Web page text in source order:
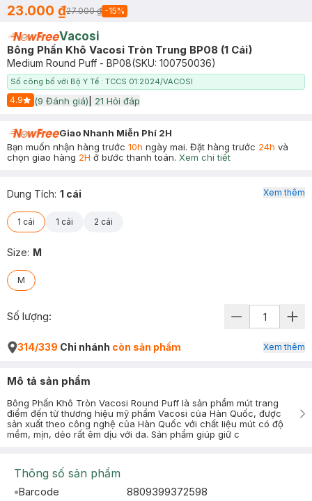
23.000 ₫27.000 ₫ -15%
Vacosi
Bông Phấn Khô Vacosi Tròn Trung BP08 (1 Cái)
Medium Round Puff - BP08(SKU: 100750036)
Số công bố với Bộ Y Tế : TCCS 01:2024/VACOSI
4.9
Start Icon
(9 Đánh giá) 21 Hỏi đáp
Giao Nhanh Miễn Phí 2H
Bạn muốn nhận hàng trước 10h ngày mai. Đặt hàng trước 24h và
chọn giao hàng 2H ở bước thanh toán. Xem chi tiết
Dung Tích: 1 cái
1 cái 1 cái 2 cái
Size: M
M
Xem thêm
Số lượng:
314/339 Chi nhánh còn sản phẩm Xem thêm
Mô tả sản phẩm
Bông Phấn Khô Tròn Vacosi Round Puff là sản phẩm mút trang
điểm đến từ thương hiệu mỹ phẩm Vacosi của Hàn Quốc, được
sản xuất theo công nghệ của Hàn Quốc với chất liệu mút có độ
mềm, mịn, dẻo rất êm dịu với da. Sản phẩm giúp giữ c
Thông số sản phẩm
Barcode
8809399372598